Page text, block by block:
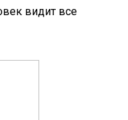
видит все